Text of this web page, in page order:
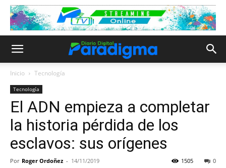
Inicio Tecnología
Tecnología
El ADN empieza a completar
la historia pérdida de los
esclavos: sus orígenes
Por Roger Ordoñez - 14/11/2019 0
1505